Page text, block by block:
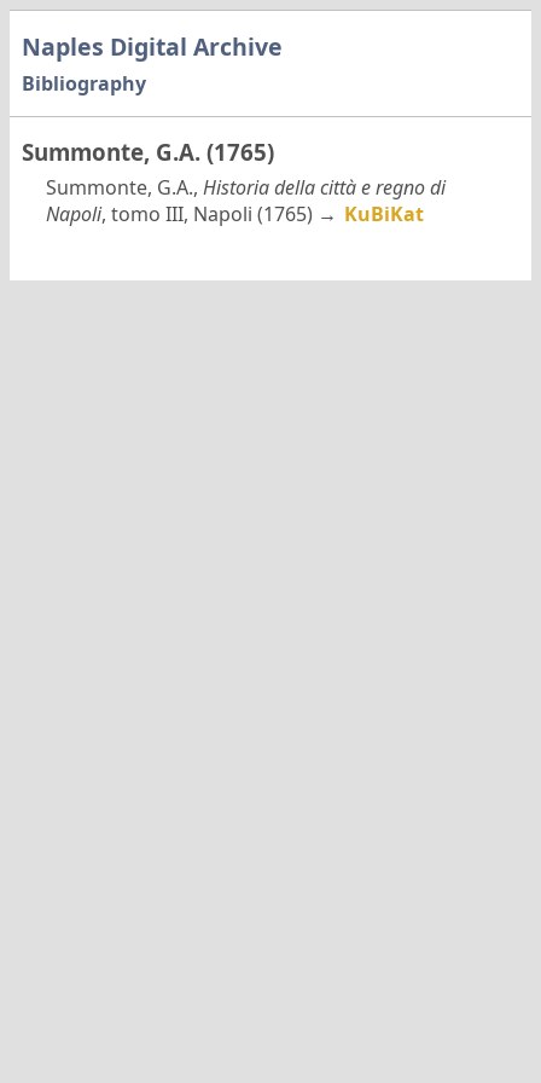
Naples Digital Archive
Bibliography
Summonte, G.A. (1765)
Summonte, G.A., Historia della città e regno di
Napoli, tomo III, Napoli (1765) → KuBiKat